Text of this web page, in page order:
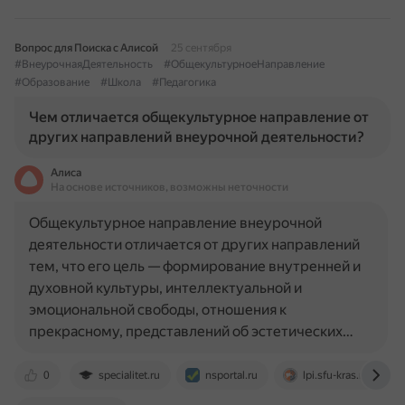
Вопрос для Поиска с Алисой
25 сентября
#ВнеурочнаяДеятельность
#ОбщекультурноеНаправление
#Образование
#Школа #Педагогика
Чем отличается общекультурное направление от
других направлений внеурочной деятельности?
Алиса
На основе источников, возможны неточности
0 specialitet.ru nsportal.ru lpi.sfu-kras.ru
Общекультурное направление внеурочной
деятельности отличается от других направлений
тем, что его цель — формирование внутренней и
духовной культуры, интеллектуальной и
эмоциональной свободы, отношения к
прекрасному, представлений об эстетических…